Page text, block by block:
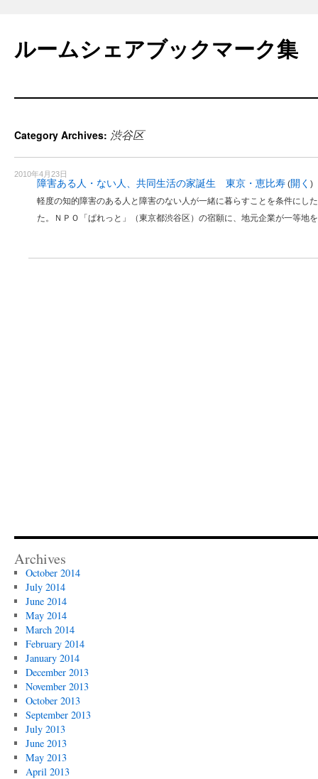
content
ルームシェアブックマーク集
Category Archives: 渋谷区
2010年4月23日
障害ある人・ない人、共同生活の家誕生 東京・恵比寿 (開く )
軽度の知的障害のある人と障害のない人が一緒に暮らすことを条件にし
た。ＮＰＯ「ぱれっと」（東京都渋谷区）の宿願に、地元企業が一等地
Archives
October 2014
July 2014
June 2014
May 2014
March 2014
February 2014
January 2014
December 2013
November 2013
October 2013
September 2013
July 2013
June 2013
May 2013
April 2013